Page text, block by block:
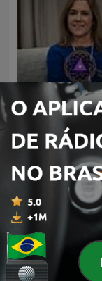
Autoconsciente
Vida